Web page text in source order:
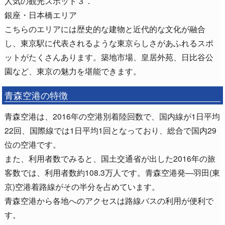
銀座・日本橋エリア
こちらのエリアには歴史的な建物と近代的な文化が融合
し、東京駅に代表されるような東京らしさがあふれるスポ
ットがたくさんあります。築地市場、皇居外苑、日比谷公
園など、東京の魅力を堪能できます。
青森空港の特徴
青森空港は、2016年の空港別着陸回数で、国内線が1日平均
22回、国際線では1日平均1回となっており、総合で国内29
位の空港です。
また、利用者数でみると、国土交通省が出した2016年の旅
客数では、利用者数約108.3万人です。青森空港発―羽田(東
京)空港着路線がその半分を占めています。
青森空港から各地へのアクセスは路線バスの利用が便利で
す。